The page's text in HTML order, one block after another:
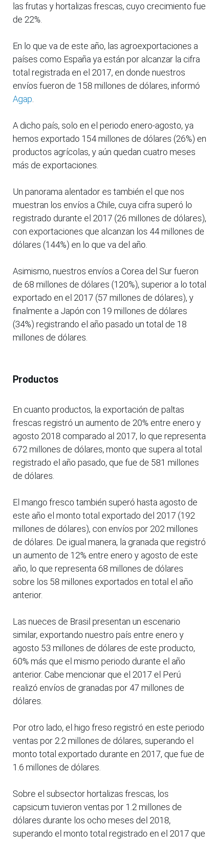
las frutas y hortalizas frescas, cuyo crecimiento fue
de 22%.
En lo que va de este año, las agroexportaciones a
países como España ya están por alcanzar la cifra
total registrada en el 2017, en donde nuestros
envíos fueron de 158 millones de dólares, informó
Agap
A dicho país, solo en el periodo enero-agosto, ya
hemos exportado 154 millones de dólares (26%) en
productos agrícolas, y aún quedan cuatro meses
más de exportaciones.
Un panorama alentador es también el que nos
muestran los envíos a Chile, cuya cifra superó lo
registrado durante el 2017 (26 millones de dólares),
con exportaciones que alcanzan los 44 millones de
dólares (144%) en lo que va del año.
Asimismo, nuestros envíos a Corea del Sur fueron
de 68 millones de dólares (120%), superior a lo total
exportado en el 2017 (57 millones de dólares), y
finalmente a Japón con 19 millones de dólares
(34%) registrando el año pasado un total de 18
millones de dólares.
Productos
En cuanto productos, la exportación de paltas
frescas registró un aumento de 20% entre enero y
agosto 2018 comparado al 2017, lo que representa
672 millones de dólares, monto que supera al total
registrado el año pasado, que fue de 581 millones
de dólares.
El mango fresco también superó hasta agosto de
este año el monto total exportado del 2017 (192
millones de dólares), con envíos por 202 millones
de dólares. De igual manera, la granada que registró
un aumento de 12% entre enero y agosto de este
año, lo que representa 68 millones de dólares
sobre los 58 millones exportados en total el año
anterior.
Las nueces de Brasil presentan un escenario
similar, exportando nuestro país entre enero y
agosto 53 millones de dólares de este producto,
60% más que el mismo periodo durante el año
anterior. Cabe mencionar que el 2017 el Perú
realizó envíos de granadas por 47 millones de
dólares.
Por otro lado, el higo freso registró en este periodo
ventas por 2.2 millones de dólares, superando el
monto total exportado durante en 2017, que fue de
1.6 millones de dólares.
Sobre el subsector hortalizas frescas, los
capsicum tuvieron ventas por 1.2 millones de
dólares durante los ocho meses del 2018,
superando el monto total registrado en el 2017 que